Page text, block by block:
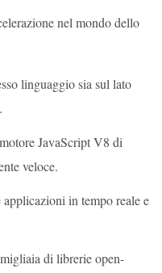
nel mondo dello
linguaggio sia sul lato
JavaScript V8 di
veloce.
applicazioni in tempo reale e
di librerie open-